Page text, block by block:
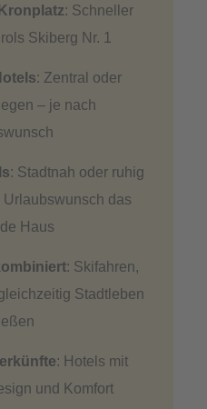
: Schneller
Skiberg Nr. 1
: Zentral oder
– je nach
: Stadtnah oder ruhig
das
Haus
: Skifahren,
Stadtleben
: Hotels mit
und Komfort